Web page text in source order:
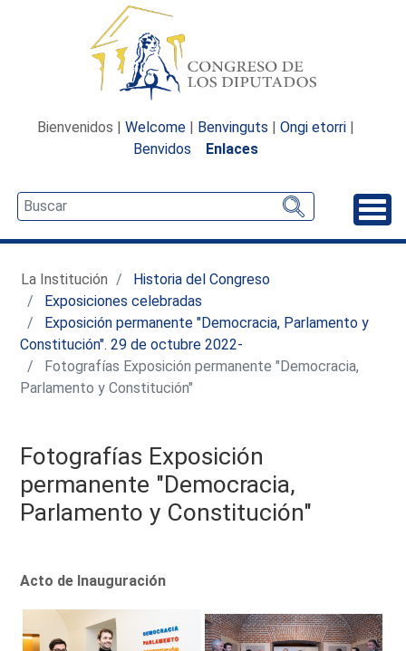
Bienvenidos | Welcome | Benvinguts | Ongi etorri |
Benvidos
Enlaces
La Institución
Historia del Congreso
Exposiciones celebradas
Exposición permanente "Democracia, Parlamento y
Constitución". 29 de octubre 2022-
Fotografías Exposición permanente "Democracia,
Parlamento y Constitución"
Fotografías Exposición
permanente "Democracia,
Parlamento y Constitución"
Acto de Inauguración